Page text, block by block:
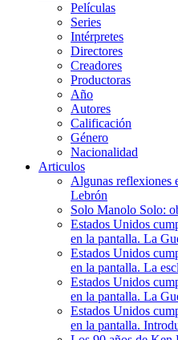
Películas
Series
Intérpretes
Directores
Creadores
Productoras
Año
Autores
Calificación
Género
Nacionalidad
Articulos
Algunas reflexiones
Lebrón
Solo Manolo Solo:
Estados Unidos
en la pantalla. La
Estados Unidos
en la pantalla. La
Estados Unidos
en la pantalla. La
Estados Unidos
en la pantalla.